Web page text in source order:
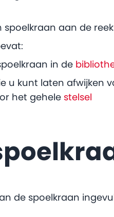
spoelkraan aan de
in de
u kunt laten afwijken
het gehele stelsel
de spoelkraan